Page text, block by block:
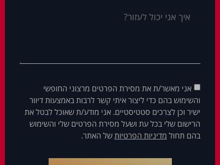
אני מאשר/ת את מסירת הפרטים מרצוני החופשי
והשימוש בהם כדי ליצור איתי קשר לרבות באמצעות דיוור
ישיר וכן לצרכים סטטיסטיים. אני מודע/ת שאוכל לבטל את
הרישום שלי בכל עת ושעל מסירת הפרטים שלי והשימוש
בהם תחול מדיניות הפרטיותשל האתר.